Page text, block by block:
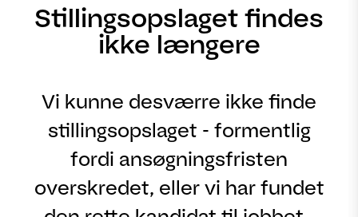
Stillingsopslaget findes
ikke længere
Vi kunne desværre ikke finde
stillingsopslaget - formentlig
fordi ansøgningsfristen
overskredet, eller vi har fundet